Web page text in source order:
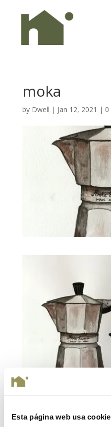
Esta página web usa
moka
by Dwell | Jan 12, 2021 |